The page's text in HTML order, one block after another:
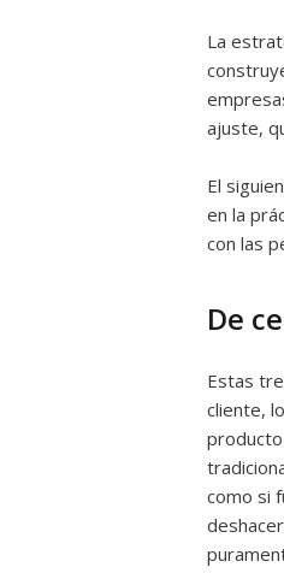
La
ajuste,
El
en la
con las
De
Estas
cliente,
como si